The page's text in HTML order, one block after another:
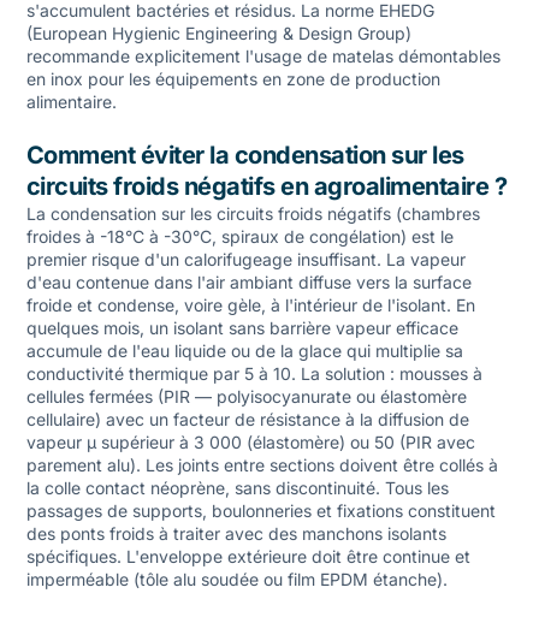
s'accumulent bactéries et résidus. La norme EHEDG
(European Hygienic Engineering & Design Group)
recommande explicitement l'usage de matelas démontables
en inox pour les équipements en zone de production
alimentaire.
Comment éviter la condensation sur les
circuits froids négatifs en agroalimentaire ?
La condensation sur les circuits froids négatifs (chambres
froides à -18°C à -30°C, spiraux de congélation) est le
premier risque d'un calorifugeage insuffisant. La vapeur
d'eau contenue dans l'air ambiant diffuse vers la surface
froide et condense, voire gèle, à l'intérieur de l'isolant. En
quelques mois, un isolant sans barrière vapeur efficace
accumule de l'eau liquide ou de la glace qui multiplie sa
conductivité thermique par 5 à 10. La solution : mousses à
cellules fermées (PIR — polyisocyanurate ou élastomère
cellulaire) avec un facteur de résistance à la diffusion de
vapeur μ supérieur à 3 000 (élastomère) ou 50 (PIR avec
parement alu). Les joints entre sections doivent être collés à
la colle contact néoprène, sans discontinuité. Tous les
passages de supports, boulonneries et fixations constituent
des ponts froids à traiter avec des manchons isolants
spécifiques. L'enveloppe extérieure doit être continue et
imperméable (tôle alu soudée ou film EPDM étanche).